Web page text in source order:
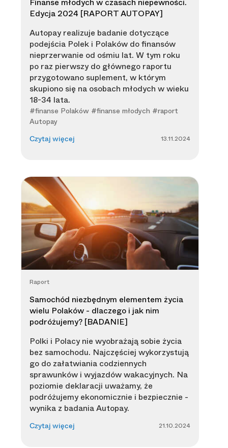
Edycja 2024 [RAPORT AUTOPAY]
Autopay realizuje badanie dotyczące
podejścia Polek i Polaków do finansów
nieprzerwanie od ośmiu lat. W tym roku
po raz pierwszy do głównego raportu
przygotowano suplement, w którym
skupiono się na osobach młodych w wieku
18-34 lata.
#finanse Polaków #finanse młodych #raport
Autopay
Czytaj więcej 13.11.2024
Raport
Samochód niezbędnym elementem życia
wielu Polaków - dlaczego i jak nim
podróżujemy? [BADANIE]
Polki i Polacy nie wyobrażają sobie życia
bez samochodu. Najczęściej wykorzystują
go do załatwiania codziennych
sprawunków i wyjazdów wakacyjnych. Na
poziomie deklaracji uważamy, że
podróżujemy ekonomicznie i bezpiecznie -
wynika z badania Autopay.
Czytaj więcej 21.10.2024